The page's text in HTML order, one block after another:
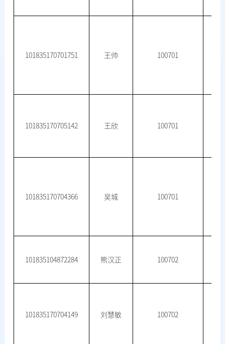
101835170701751 王帅 100701
101835170705142 王欣 100701
101835170704366 吴城 100701
101835104872284 熊汉正 100702
101835170704149 刘慧敏 100702